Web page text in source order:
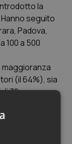
la
seguito
Padova,
100 a 500
maggioranza
(il 64%), sia
30 euro per
are aperte